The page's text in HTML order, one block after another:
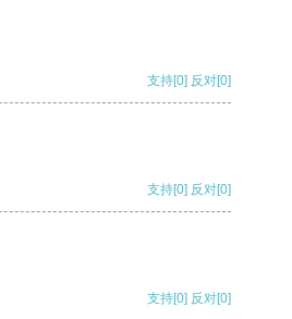
支持[0] 反对[0]
支持[0] 反对[0]
支持[0] 反对[0]